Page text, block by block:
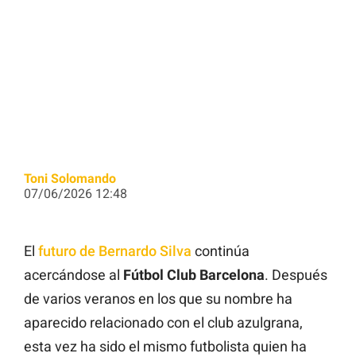
Toni Solomando
07/06/2026 12:48
El futuro de Bernardo Silva continúa
acercándose al Fútbol Club Barcelona. Después
de varios veranos en los que su nombre ha
aparecido relacionado con el club azulgrana,
esta vez ha sido el mismo futbolista quien ha